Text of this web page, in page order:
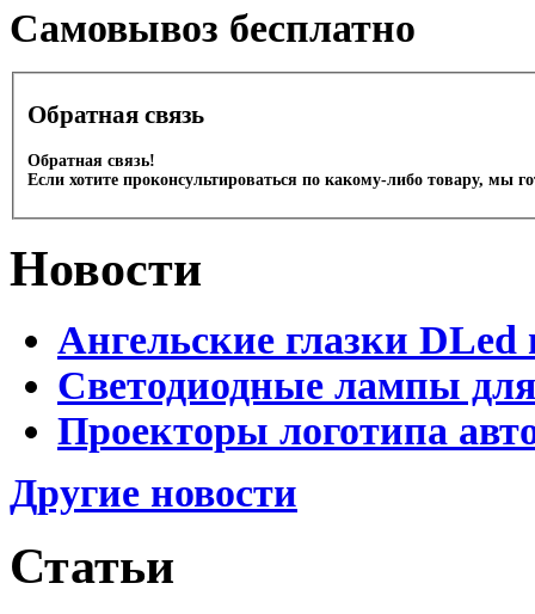
Cамовывоз бесплатно
Обратная связь
Обратная связь!
Если хотите проконсультироваться по какому-либо товару, мы
Новости
Ангельские глазки DLed
Светодиодные лампы
Проекторы логотипа
Другие новости
Статьи